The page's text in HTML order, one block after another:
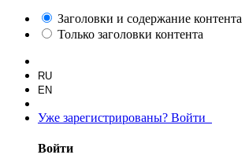
Заголовки и содержание контента
Только заголовки контента
RU
EN
Уже зарегистрированы? Войти
Войти